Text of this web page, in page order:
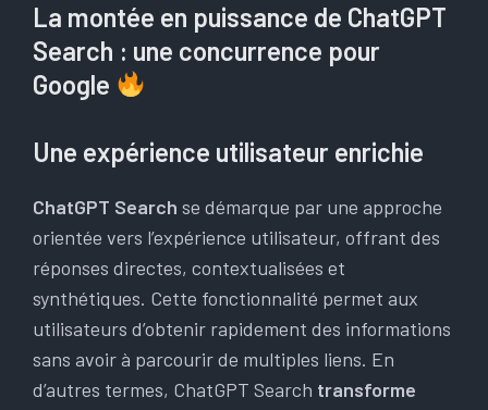
La montée en puissance de ChatGPT
Search : une concurrence pour
Google
Une expérience utilisateur enrichie
ChatGPT Search se démarque par une approche
orientée vers l’expérience utilisateur, offrant des
réponses directes, contextualisées et
synthétiques. Cette fonctionnalité permet aux
utilisateurs d’obtenir rapidement des informations
sans avoir à parcourir de multiples liens. En
d’autres termes, ChatGPT Search transforme